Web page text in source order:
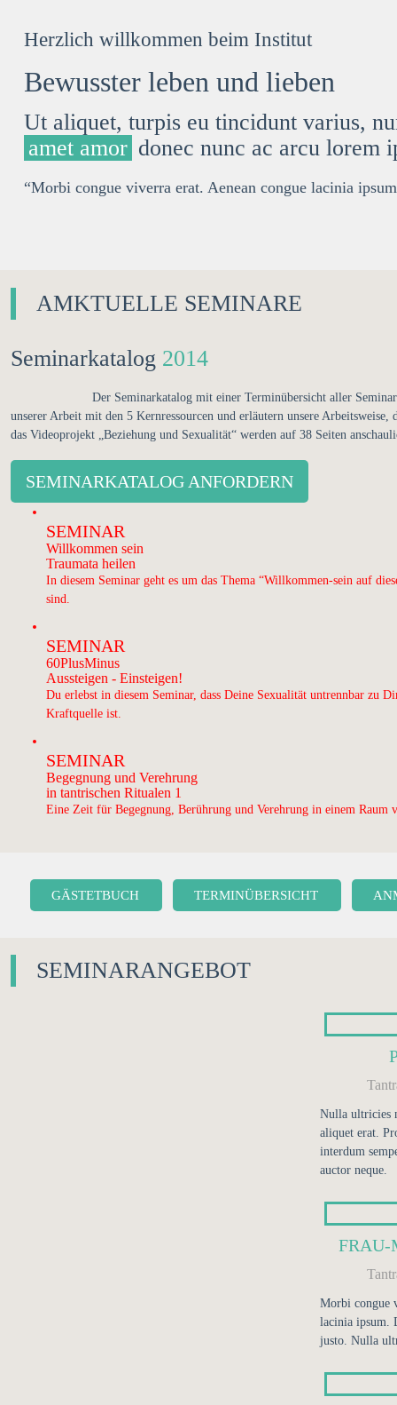
Herzlich willkommen beim Institut
Bewusster leben und lieben
Ut aliquet, turpis eu tincidunt varius,
amet amor donec nunc ac arcu lorem
“Morbi congue viverra erat. Aenean congue lacinia
AMKTUELLE SEMINARE
Seminarkatalog 2014
Der Seminarkatalog mit einer Terminübersicht aller
unserer Arbeit mit den 5 Kernressourcen und erläutern unsere
das Videoprojekt „Beziehung und Sexualität“ werden auf 38 Seiten
SEMINARKATALOG ANFORDERN
SEMINAR
Willkommen sein
Traumata heilen
In diesem Seminar geht es um das Thema “Willkommen-sein auf
sind.
SEMINAR
60PlusMinus
Aussteigen - Einsteigen!
Du erlebst in diesem Seminar, dass Deine Sexualität untrennbar zu
Kraftquelle ist.
SEMINAR
Begegnung und Verehrung
in tantrischen Ritualen 1
Eine Zeit für Begegnung, Berührung und Verehrung in einem Raum
GÄSTETBUCH TERMINÜBERSICHT
SEMINARANGEBOT
Nulla ultricies
aliquet erat.
interdum
auctor neque.
FRAU-
Morbi congue
lacinia ipsum.
justo. Nulla